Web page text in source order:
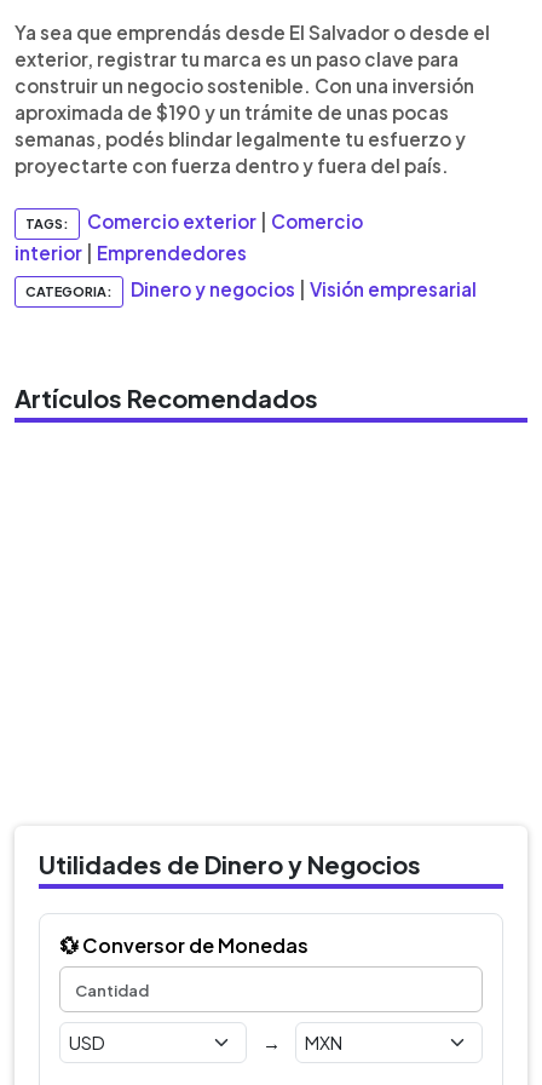
Ya sea que emprendás desde El Salvador o desde el
exterior, registrar tu marca es un paso clave para
construir un negocio sostenible. Con una inversión
aproximada de $190 y un trámite de unas pocas
semanas, podés blindar legalmente tu esfuerzo y
proyectarte con fuerza dentro y fuera del país.
TAGS: Comercio exterior
Comercio
interior
Emprendedores
CATEGORIA: Dinero y negocios Visión empresarial
Artículos Recomendados
Utilidades de Dinero y Negocios
💱 Conversor de Monedas
→